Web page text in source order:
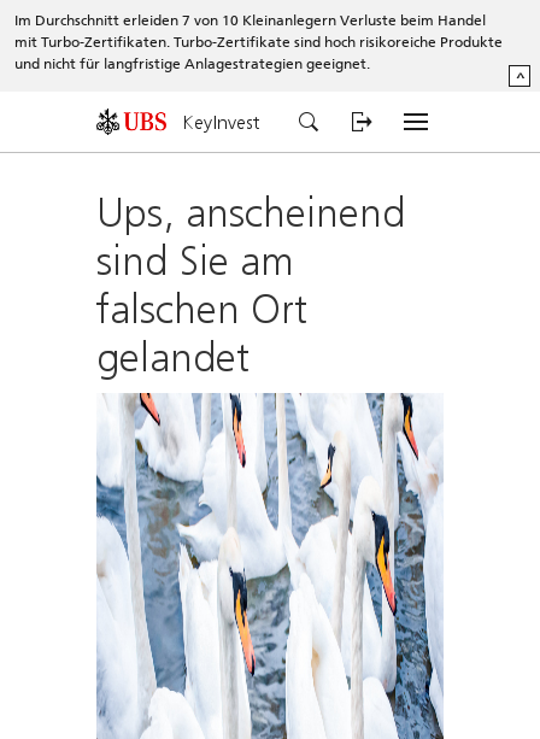
Im Durchschnitt erleiden 7 von 10 Kleinanlegern Verluste beim Handel
mit Turbo-Zertifikaten. Turbo-Zertifikate sind hoch risikoreiche Produkte
und nicht für langfristige Anlagestrategien geeignet.
^
KeyInvest
Ups, anscheinend
sind Sie am
falschen Ort
gelandet